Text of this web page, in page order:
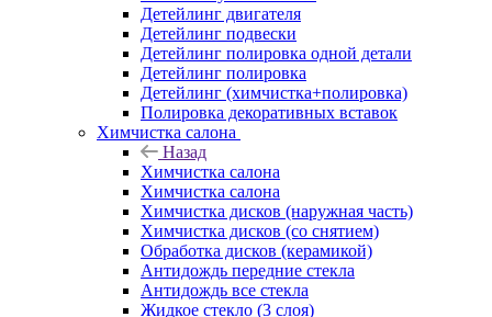
Детейлинг двигателя
Детейлинг подвески
Детейлинг полировка одной детали
Детейлинг полировка
Детейлинг (химчистка+полировка)
Полировка декоративных вставок
Химчистка салона
Назад
Химчистка салона
Химчистка салона
Химчистка дисков (наружная часть)
Химчистка дисков (со снятием)
Обработка дисков (керамикой)
Антидождь передние стекла
Антидождь все стекла
Жидкое стекло (3 слоя)